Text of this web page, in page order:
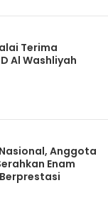
Terima
Al Washliyah
Anggota
Enam